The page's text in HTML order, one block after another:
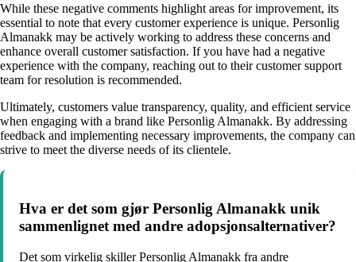
While these negative comments highlight areas for improvement, its
essential to note that every customer experience is unique. Personlig
Almanakk may be actively working to address these concerns and
enhance overall customer satisfaction. If you have had a negative
experience with the company, reaching out to their customer support
team for resolution is recommended.
Ultimately, customers value transparency, quality, and efficient service
when engaging with a brand like Personlig Almanakk. By addressing
feedback and implementing necessary improvements, the company can
strive to meet the diverse needs of its clientele.
Hva er det som gjør Personlig Almanakk unik
sammenlignet med andre adopsjonsalternativer?
Det som virkelig skiller Personlig Almanakk fra andre